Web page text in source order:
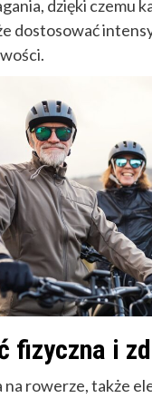
dzięki czemu
dostosować
fizyczna i
na rowerze, także